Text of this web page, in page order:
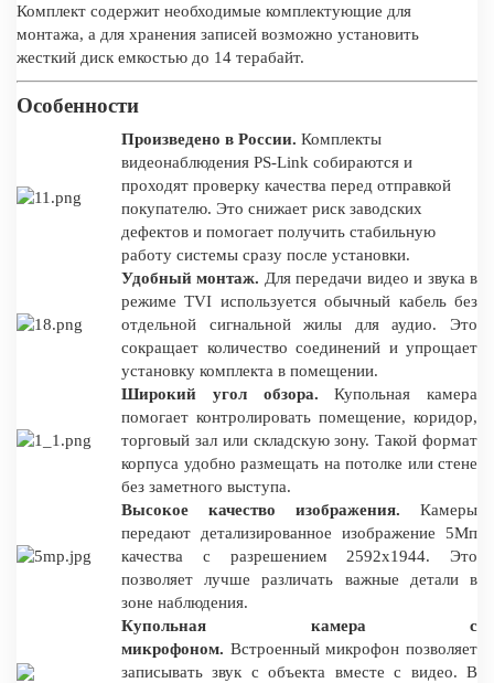
Комплект содержит необходимые комплектующие для
монтажа, а для хранения записей возможно установить
жесткий диск емкостью до 14 терабайт.
Особенности
Произведено в России. Комплекты
видеонаблюдения PS-Link собираются и
проходят проверку качества перед отправкой
покупателю. Это снижает риск заводских
дефектов и помогает получить стабильную
работу системы сразу после установки.
Удобный монтаж. Для передачи видео и звука в
режиме TVI используется обычный кабель без
отдельной сигнальной жилы для аудио. Это
сокращает количество соединений и упрощает
установку комплекта в помещении.
Широкий угол обзора. Купольная камера
помогает контролировать помещение, коридор,
торговый зал или складскую зону. Такой формат
корпуса удобно размещать на потолке или стене
без заметного выступа.
Высокое качество изображения. Камеры
передают детализированное изображение 5Мп
качества с разрешением 2592x1944. Это
позволяет лучше различать важные детали в
зоне наблюдения.
Купольная камера с
микрофоном. Встроенный микрофон позволяет
записывать звук с объекта вместе с видео. В